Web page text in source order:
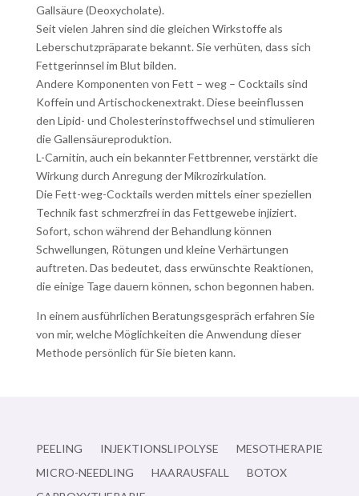
Gallsäure (Deoxycholate).
Seit vielen Jahren sind die gleichen Wirkstoffe als
Leberschutzpräparate bekannt. Sie verhüten, dass sich
Fettgerinnsel im Blut bilden.
Andere Komponenten von Fett – weg – Cocktails sind
Koffein und Artischockenextrakt. Diese beeinflussen
den Lipid- und Cholesterinstoffwechsel und stimulieren
die Gallensäureproduktion.
L-Carnitin, auch ein bekannter Fettbrenner, verstärkt die
Wirkung durch Anregung der Mikrozirkulation.
Die Fett-weg-Cocktails werden mittels einer speziellen
Technik fast schmerzfrei in das Fettgewebe injiziert.
Sofort, schon während der Behandlung können
Schwellungen, Rötungen und kleine Verhärtungen
auftreten. Das bedeutet, dass erwünschte Reaktionen,
die einige Tage dauern können, schon begonnen haben.
In einem ausführlichen Beratungsgespräch erfahren Sie
von mir, welche Möglichkeiten die Anwendung dieser
Methode persönlich für Sie bieten kann.
PEELING INJEKTIONSLIPOLYSE
MESOTHERAPIE
MICRO-NEEDLING
HAARAUSFALL
BOTOX